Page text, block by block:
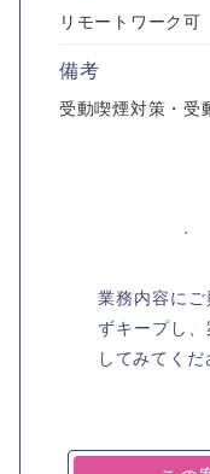
リモートワーク可
備考
受動喫煙対策・受
業務内容に
ずキープし
してみてくだ